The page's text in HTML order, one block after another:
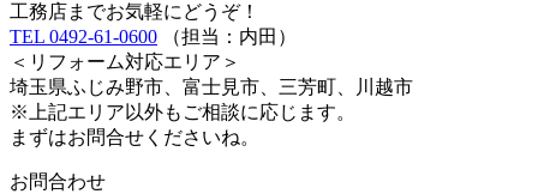
工務店までお気軽にどうぞ！
TEL 0492-61-0600 （担当：内田）
＜リフォーム対応エリア＞
埼玉県ふじみ野市、富士見市、三芳町、川越市
※上記エリア以外もご相談に応じます。
まずはお問合せくださいね。
お問合わせ